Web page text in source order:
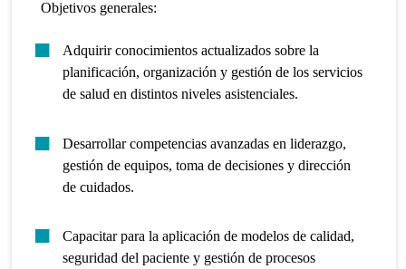
Objetivos generales:
Adquirir conocimientos actualizados sobre la
planificación, organización y gestión de los servicios
de salud en distintos niveles asistenciales.
Desarrollar competencias avanzadas en liderazgo,
gestión de equipos, toma de decisiones y dirección
de cuidados.
Capacitar para la aplicación de modelos de calidad,
seguridad del paciente y gestión de procesos